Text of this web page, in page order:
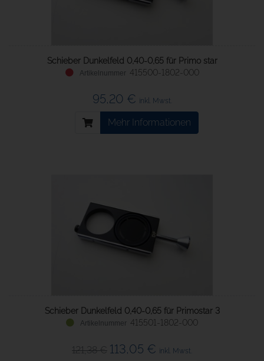
Schieber Dunkelfeld 0,40-0,65 für Primo star
415500-1802-000
95,20 € inkl. Mwst.
Mehr Informationen
Schieber Dunkelfeld 0,40-0,65 für Primostar 3
415501-1802-000
121,38 € 113,05 € inkl. Mwst.